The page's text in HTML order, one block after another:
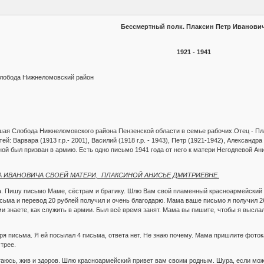
Бессмертный полк. Плаксин Петр
1921 - 1941
Нижнеломовский район
Слобода Нижнеломовского района Пензенской области в семье рабочих.Отец -
Варвара (1913 г.р.- 2001), Василий (1918 г.р. - 1943), Петр (1921-1942),
был призван в армию. Есть одно письмо 1941 года от него к матери Негодяевой
ИВАНОВИЧА СВОЕЙ МАТЕРИ, ПЛАКСИНОЙ АНИСЬЕ ДМИТРИЕВНЕ.
Пишу письмо Маме, сёстрам и братику. Шлю Вам свой пламенный красноармейский
и перевод 20 рублей получил и очень благодарю. Мама ваше письмо я получил
знаете, как служить в армии. Был всё время занят. Мама вы пишите, чтобы я
письма. Я ей посылал 4 письма, ответа нет. Не знаю почему. Мама пришлите
жив и здоров. Шлю красноармейский привет вам своим родным. Шура, если